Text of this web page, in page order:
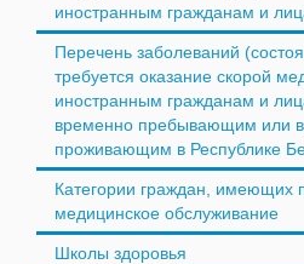
иностранным гражданам и
Перечень заболеваний
требуется оказание скорой
иностранным гражданам и
временно пребывающим или
проживающим в Республике
Категории граждан, имеющих
медицинское обслуживание
Школы здоровья